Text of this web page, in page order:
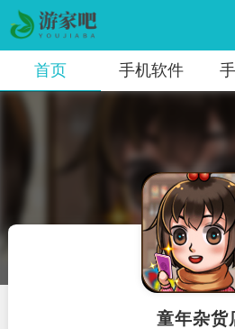
首页 手机软件
童年杂货